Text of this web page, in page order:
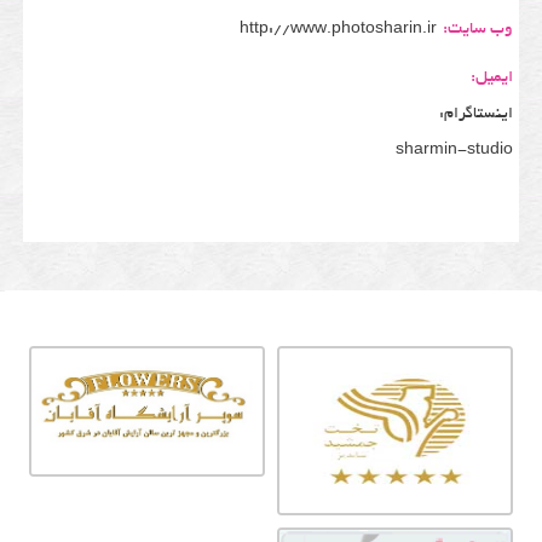
وب سایت: http://www.photosharin.ir
ایمیل:
اینستاگرام:
sharmin-studio